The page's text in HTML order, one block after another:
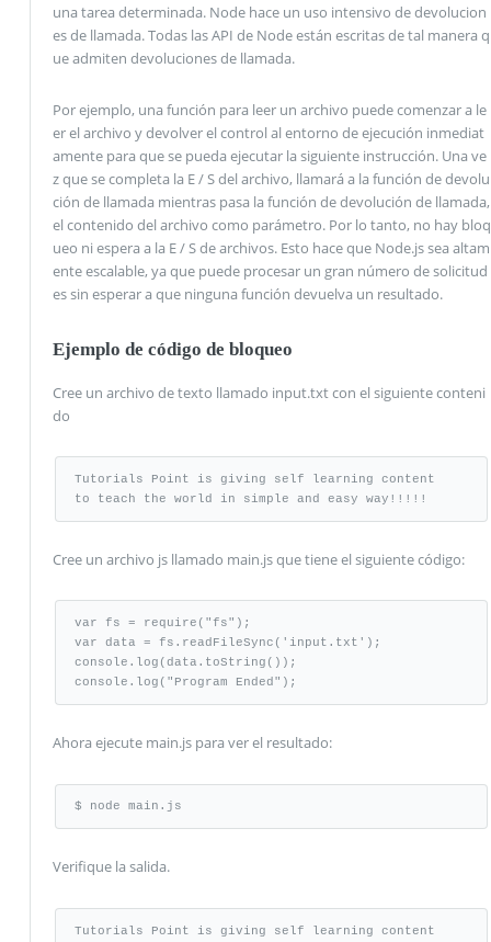
una tarea determinada. Node hace un uso intensivo de devolucion
es de llamada. Todas las API de Node están escritas de tal manera q
ue admiten devoluciones de llamada.
Por ejemplo, una función para leer un archivo puede comenzar a le
er el archivo y devolver el control al entorno de ejecución inmediat
amente para que se pueda ejecutar la siguiente instrucción. Una ve
z que se completa la E / S del archivo, llamará a la función de devolu
ción de llamada mientras pasa la función de devolución de llamada,
el contenido del archivo como parámetro. Por lo tanto, no hay bloq
ueo ni espera a la E / S de archivos. Esto hace que Node.js sea altam
ente escalable, ya que puede procesar un gran número de solicitud
es sin esperar a que ninguna función devuelva un resultado.
Ejemplo de código de bloqueo
Cree un archivo de texto llamado input.txt con el siguiente conteni
do
Tutorials Point is giving self learning content
to teach the world in simple and easy way!!!!!
Cree un archivo js llamado main.js que tiene el siguiente código:
var fs = require("fs");
var data = fs.readFileSync('input.txt');
console.log(data.toString());
console.log("Program Ended");
Ahora ejecute main.js para ver el resultado:
$ node main.js
Verifique la salida.
Tutorials Point is giving self learning content